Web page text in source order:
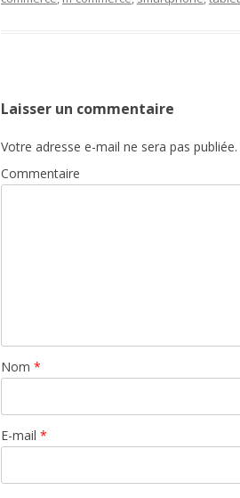
Laisser un commentaire
Votre adresse e-mail ne sera pas publiée.
Commentaire
Nom *
E-mail *